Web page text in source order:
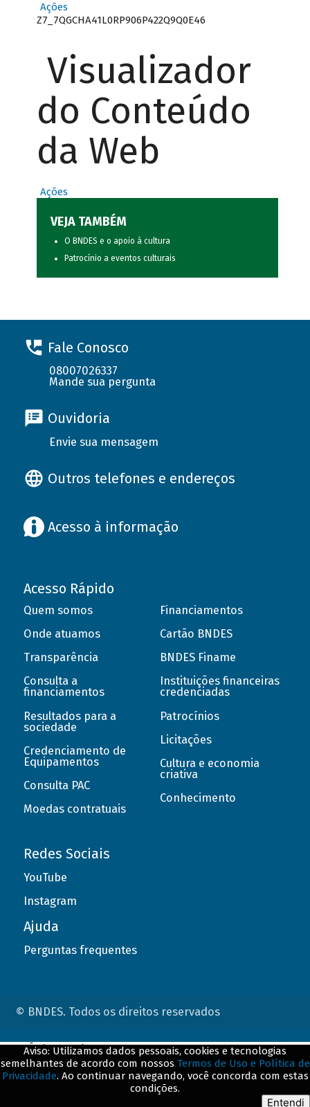
Ações
Z7_7QGCHA41L0RP906P422Q9Q0E46
Visualizador
do Conteúdo
da Web
Ações
VEJA TAMBÉM
O BNDES e o apoio à cultura
Patrocínio a eventos culturais
Fale Conosco
08007026337
Mande sua pergunta
Ouvidoria
Envie sua mensagem
Outros telefones e endereços
Acesso à informação
Acesso Rápido
Quem somos
Onde atuamos
Transparência
Consulta a
financiamentos
Resultados para a
sociedade
Credenciamento de
Equipamentos
Consulta PAC
Moedas contratuais
Financiamentos
Cartão BNDES
BNDES Finame
Instituições financeiras
credenciadas
Patrocínios
Licitações
Cultura e economia
criativa
Conhecimento
Redes Sociais
YouTube
Instagram
Ajuda
Perguntas frequentes
© BNDES. Todos os direitos reservados
Aviso: Utilizamos dados pessoais, cookies e tecnologias
semelhantes de acordo com nossos Termos de Uso e Política de
Privacidade. Ao continuar navegando, você concorda com estas
condições.
Entendi
ConteÃºdo complementar
${title}${badge}